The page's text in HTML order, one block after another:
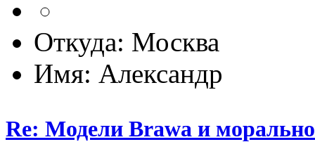
Откуда: Москва
Имя: Александр
Re: Модели Brawa и